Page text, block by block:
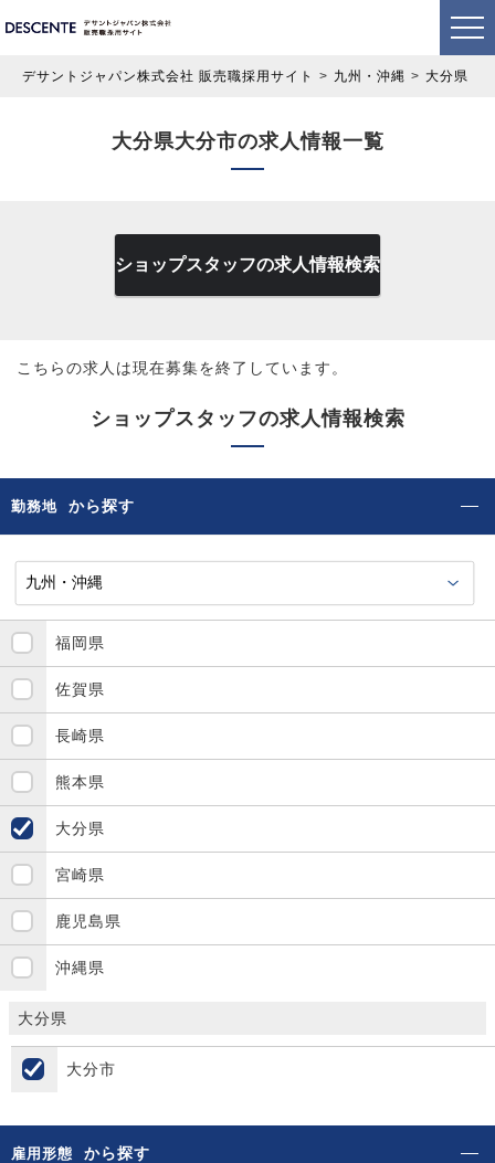
デサントジャパン株式会社 販売職採用サイト 九州・沖縄 大分県
大分県大分市の求人情報一覧
ショップスタッフの求人情報検索
こちらの求人は現在募集を終了しています。
ショップスタッフの求人情報検索
勤務地 から探す
福岡県
佐賀県
長崎県
熊本県
大分県
宮崎県
鹿児島県
沖縄県
大分県
大分市
雇用形態 から探す